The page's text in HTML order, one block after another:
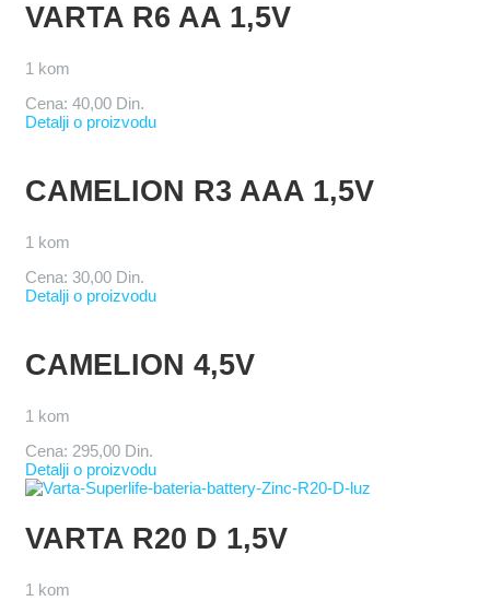
VARTA R6 AA 1,5V
1 kom
Cena: 40,00 Din.
Detalji o proizvodu
CAMELION R3 AAA 1,5V
1 kom
Cena: 30,00 Din.
Detalji o proizvodu
CAMELION 4,5V
1 kom
Cena: 295,00 Din.
Detalji o proizvodu
VARTA R20 D 1,5V
1 kom